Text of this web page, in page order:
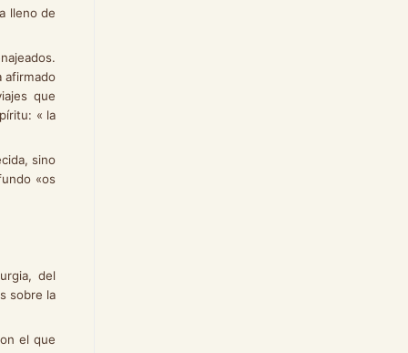
lleno de
afirmado
que
« la
sino
«os
del
sobre la
el que